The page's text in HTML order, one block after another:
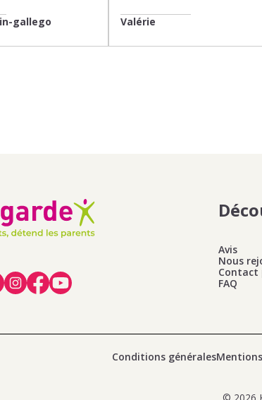
gallego Valérie
Avis
Nous
Contact
FAQ
Conditions générales